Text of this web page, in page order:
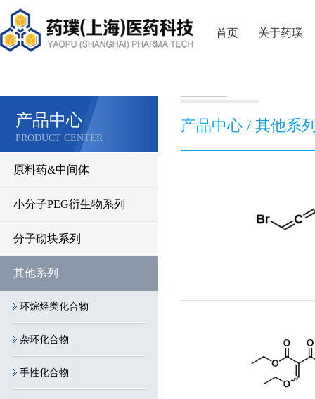
首页 关于药璞
产品中心
PRODUCT CENTER
原料药&中间体
小分子PEG衍生物系列
分子砌块系列
其他系列
环烷烃类化合物
杂环化合物
手性化合物
产品中心 / 其他系